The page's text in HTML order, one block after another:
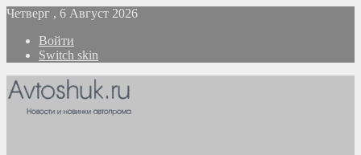
Четверг , 6 Август 2026
Войти
Switch skin